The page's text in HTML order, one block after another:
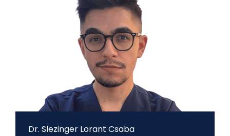
Dr. Slezinger Lorant Csaba